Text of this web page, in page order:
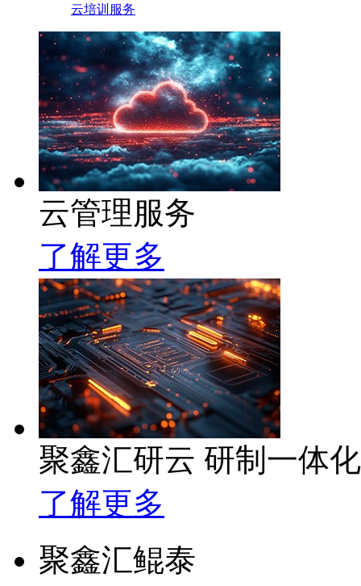
云培训服务
云管理服务
了解更多
聚鑫汇研云 研制一体
了解更多
聚鑫汇鲲泰